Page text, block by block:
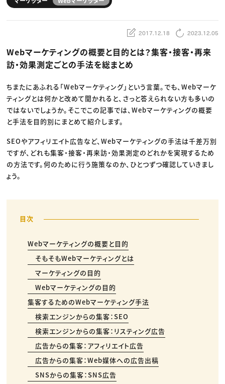
デザイン
編集・ライティング
マーケティング
ディレクション
業界解説・キャリア事情
TOP Creator’s コラム
Webクリエイター
アプリクリエイター
ゲームクリエイター
映像クリエイター
クリエイターインタビュー
C＆R Magazine
セミナー
ニュース・トレンド トップ
Web
映像
ゲーム・エンタメ
広告
CREATIVE VILLAGEからのお知らせ
プロフェッショナル×つながる×メディア
2017.12.18 2023.12.05
Webマーケティングの概要と目的とは？集客・接客・再来
訪・効果測定ごとの手法を総まとめ
ちまたにあふれる「Webマーケティング」という言葉。でも、Webマーケ
ティングとは何かと改めて聞かれると、さっと答えられない方も多いの
ではないでしょうか。そこでこの記事では、Webマーケティングの概要
と手法を目的別にまとめて紹介します。
SEOやアフィリエイト広告など、Webマーケティングの手法は千差万別
ですが、どれも集客・接客・再来訪・効果測定のどれかを実現するため
の方法です。何のために行う施策なのか、ひとつずつ確認していきまし
ょう。
Webマーケティングの概要と目的
そもそもWebマーケティングとは
マーケティングの目的
Webマーケティングの目的
集客するためのWebマーケティング手法
検索エンジンからの集客：SEO
検索エンジンからの集客：リスティング広告
広告からの集客：アフィリエイト広告
広告からの集客：Web媒体への広告出稿
SNSからの集客：SNS広告